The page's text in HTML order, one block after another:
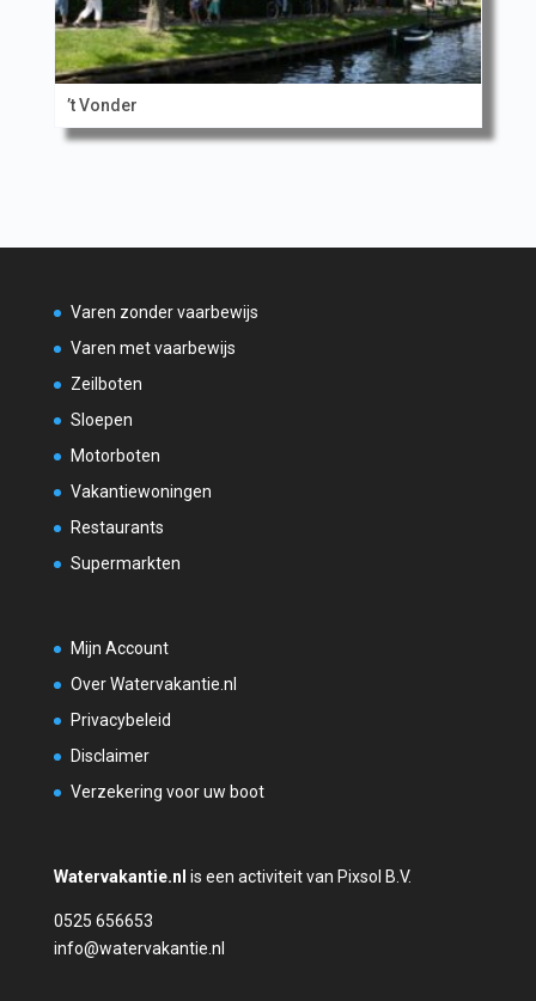
’t Vonder
Varen zonder vaarbewijs
Varen met vaarbewijs
Zeilboten
Sloepen
Motorboten
Vakantiewoningen
Restaurants
Supermarkten
Mijn Account
Over Watervakantie.nl
Privacybeleid
Disclaimer
Verzekering voor uw boot
Watervakantie.nl is een activiteit van Pixsol B.V.
0525 656653
info@watervakantie.nl